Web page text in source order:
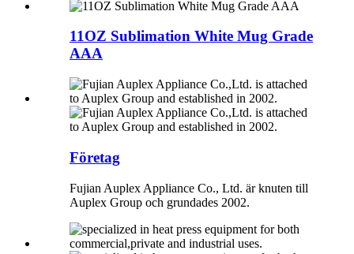
11OZ Sublimation White Mug Grade
AAA
Företag
Fujian Auplex Appliance Co., Ltd. är knuten till
Auplex Group och grundades 2002.